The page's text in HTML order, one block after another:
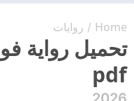
Home
/ روايات
تحميل رواية
pdf